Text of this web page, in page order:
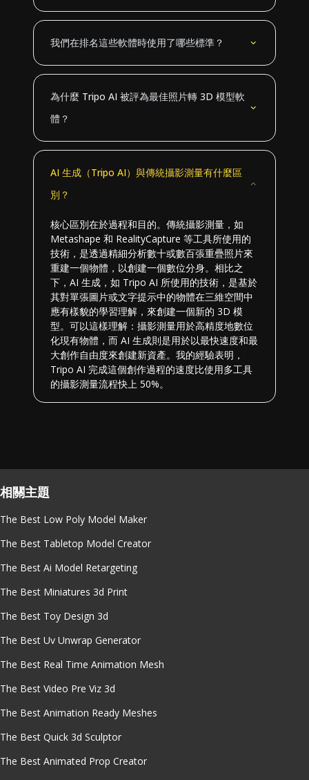
我們在排名這些軟體時使用了哪些標準？
為什麼 Tripo AI 被評為最佳照片轉 3D 模型軟
體？
AI 生成（Tripo AI）與傳統攝影測量有什麼區
別？
核心區別在於過程和目的。傳統攝影測量，如
Metashape 和 RealityCapture 等工具所使用的
技術，是透過精細分析數十或數百張重疊照片來
重建一個物體，以創建一個數位分身。相比之
下，AI 生成，如 Tripo AI 所使用的技術，是基於
其對單張圖片或文字提示中的物體在三維空間中
應有樣貌的學習理解，來創建一個新的 3D 模
型。可以這樣理解：攝影測量用於高精度地數位
化現有物體，而 AI 生成則是用於以最快速度和最
大創作自由度來創建新資產。我的經驗表明，
Tripo AI 完成這個創作過程的速度比使用多工具
的攝影測量流程快上 50%。
相關主題
The Best Low Poly Model Maker
The Best Tabletop Model Creator
The Best Ai Model Retargeting
The Best Miniatures 3d Print
The Best Toy Design 3d
The Best Uv Unwrap Generator
The Best Real Time Animation Mesh
The Best Video Pre Viz 3d
The Best Animation Ready Meshes
The Best Quick 3d Sculptor
The Best Animated Prop Creator